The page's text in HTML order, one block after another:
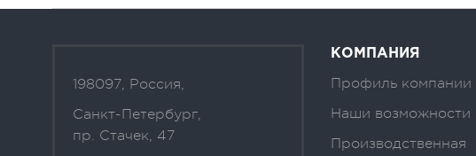
198097, Россия,
Санкт-Петербург,
пр. Стачек, 47
КОМПАНИЯ
Профиль компании
Наши возможности
Производственная